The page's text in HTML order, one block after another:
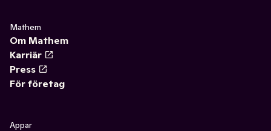
Mathem
Om Mathem
Karriär
Press
För företag
Appar